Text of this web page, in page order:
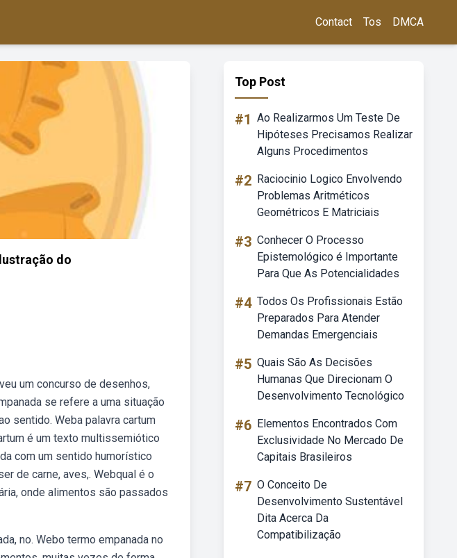
Contact Tos DMCA
do
um concurso de desenhos,
se refere a uma situação
sentido. Weba palavra cartum
é um texto multissemiótico
com um sentido humorístico
de carne, aves,. Webqual é o
onde alimentos são passados
no. Webo termo empanada no
Top Post
#1 Ao Realizarmos Um Teste De
Hipóteses Precisamos Realizar
Alguns Procedimentos
#2 Raciocinio Logico Envolvendo
Problemas Aritméticos
Geométricos E Matriciais
#3 Conhecer O Processo
Epistemológico é Importante
Para Que As Potencialidades
#4 Todos Os Profissionais Estão
Preparados Para Atender
Demandas Emergenciais
#5 Quais São As Decisões
Humanas Que Direcionam O
Desenvolvimento Tecnológico
#6 Elementos Encontrados Com
Exclusividade No Mercado De
Capitais Brasileiros
#7 O Conceito De
Desenvolvimento Sustentável
Dita Acerca Da
Compatibilização